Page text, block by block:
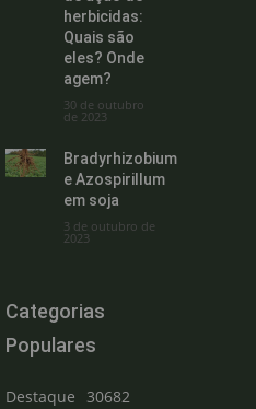
herbicidas:
Quais são
eles? Onde
agem?
30 de outubro
de 2023
Bradyrhizobium
e Azospirillum
em soja
3 de outubro de
2023
Categorias
Populares
Destaque
30682